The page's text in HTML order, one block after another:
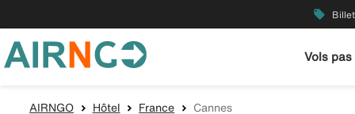
local_offer
Vols pas
AIRNGO Hôtel France Cannes